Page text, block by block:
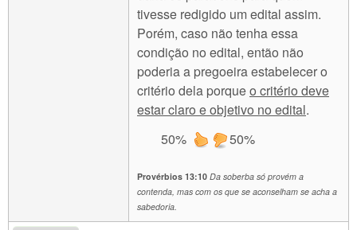
tivesse redigido um edital assim.
Porém, caso não tenha essa
condição no edital, então não
poderia a pregoeira estabelecer o
critério dela porqueo critério deve
estar claro e objetivo no edital.
50%
50%
Provérbios 13:10 Da soberba só provém a
contenda, mas com os que se aconselham se acha a
sabedoria.